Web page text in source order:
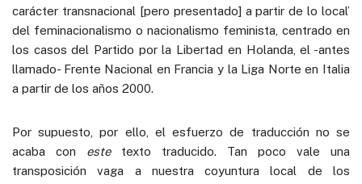
carácter transnacional [pero presentado] a partir de lo local’
del feminacionalismo o nacionalismo feminista, centrado en
los casos del Partido por la Libertad en Holanda, el -antes
llamado- Frente Nacional en Francia y la Liga Norte en Italia
a partir de los años 2000.
Por supuesto, por ello, el esfuerzo de traducción no se
acaba con estetexto traducido. Tan poco vale una
transposición vaga a nuestra coyuntura local de los